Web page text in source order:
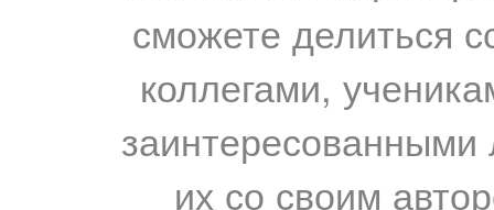
сможете делиться
коллегами,
их со своим